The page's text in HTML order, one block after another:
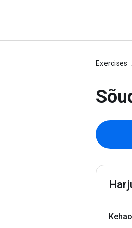
Exercises